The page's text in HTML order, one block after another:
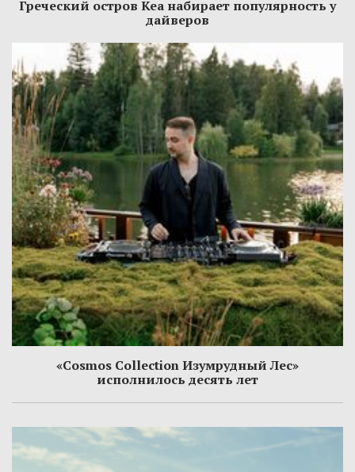
Греческий остров Кеа набирает популярность у
дайверов
«Cosmos Collection Изумрудный Лес»
исполнилось десять лет